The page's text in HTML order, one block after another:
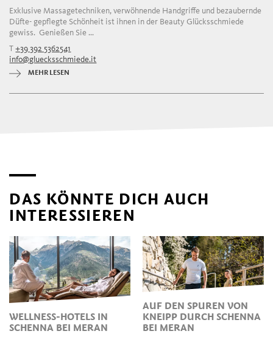
Exklusive Massagetechniken, verwöhnende Handgriffe und bezaubernde
Düfte- gepflegte Schönheit ist ihnen in der Beauty Glücksschmiede
gewiss. Genießen Sie ...
T+39 392 5362541
info@gluecksschmiede.it
MEHR LESEN
DAS KÖNNTE DICH AUCH
INTERESSIEREN
WELLNESS-HOTELS IN
SCHENNA BEI MERAN
AUF DEN SPUREN VON
KNEIPP DURCH SCHENNA
BEI MERAN